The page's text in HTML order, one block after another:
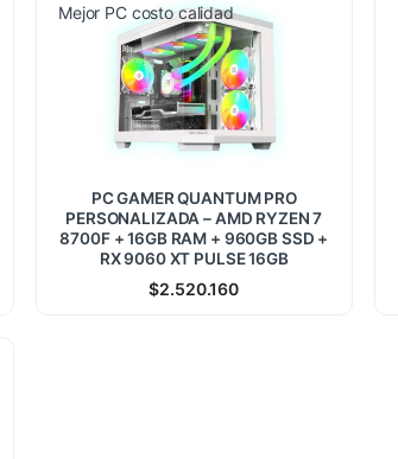
Mejor PC costo calidad
PC GAMER QUANTUM PRO
PERSONALIZADA – AMD RYZEN 7
8700F + 16GB RAM + 960GB SSD +
RX 9060 XT PULSE 16GB
$2.520.160